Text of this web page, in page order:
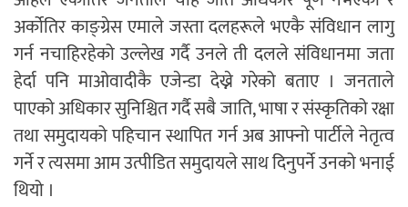
अर्कोतिर काङ्ग्रेस एमाले जस्ता दलहरूले भएकै संविधान लागु
गर्न नचाहिरहेको उल्लेख गर्दै उनले ती दलले संविधानमा जता
हेर्दा पनि माओवादीकै एजेन्डा देख्ने गरेको बताए । जनताले
पाएको अधिकार सुनिश्चित गर्दै सबै जाति, भाषा र संस्कृतिको रक्षा
तथा समुदायको पहिचान स्थापित गर्न अब आफ्नो पार्टीले नेतृत्व
गर्ने र त्यसमा आम उत्पीडित समुदायले साथ दिनुपर्ने उनको भनाई
थियो ।